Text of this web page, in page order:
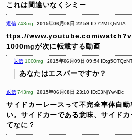
これは間違いなくシミー
返信 743mg 2015年06月08日 22:59 ID:Y2MTQyNTA
ttps://www.youtube.com/
1000mgが次に転載する動画
返信 1000mg 2015年06月09日 09:54
あなたはエスパーですか？
返信 743mg 2015年06月08日 23:10 ID:E3NjYwNDc
サイドカーレースって不完全車体自
い。サイドカーである意味、サイド
てなに？